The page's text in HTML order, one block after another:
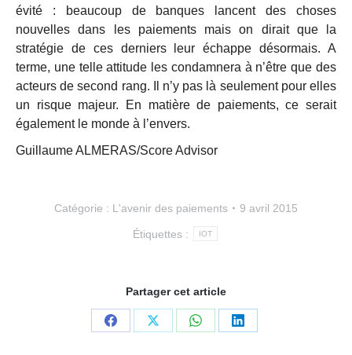
évité : beaucoup de banques lancent des choses
nouvelles dans les paiements mais on dirait que la
stratégie de ces derniers leur échappe désormais. A
terme, une telle attitude les condamnera à n’être que des
acteurs de second rang. Il n’y pas là seulement pour elles
un risque majeur. En matière de paiements, ce serait
également le monde à l’envers.
Guillaume ALMERAS/Score Advisor
Catégorie : L'avenir des paiements 9 avril 2015
Étiquettes : IOT
Partager cet article
PartagerPartagerPartagerPartager